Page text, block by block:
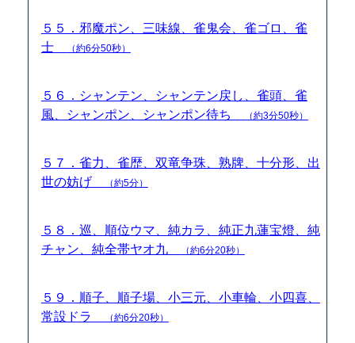
５５．邪魔ポン、三味線、雀鬼会、雀ゴロ、雀
士
（約6分50秒）
５６．シャンテン、シャンテン戻し、雀頭、雀
風、シャンポン、シャンポン待ち
（約3分50秒）
５７．雀力、雀歴、双竜争珠、熟牌、十分形、出
世の妨げ
（約5分）
５８．巡、順位ウマ、純カラ、純正九蓮宝燈、純
チャン、純全帯ヤオ九
（約6分20秒）
５９．順子、順子場、小三元、小車輪、小四喜、
常設ドラ
（約6分20秒）